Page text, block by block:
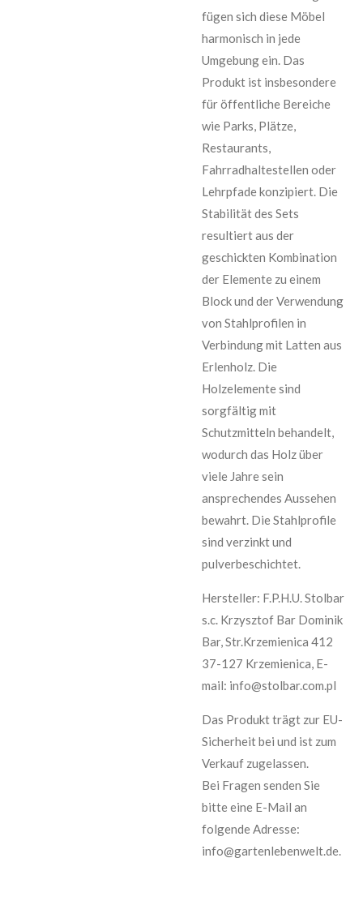
fügen sich diese Möbel
harmonisch in jede
Umgebung ein. Das
Produkt ist insbesondere
für öffentliche Bereiche
wie Parks, Plätze,
Restaurants,
Fahrradhaltestellen oder
Lehrpfade konzipiert. Die
Stabilität des Sets
resultiert aus der
geschickten Kombination
der Elemente zu einem
Block und der Verwendung
von Stahlprofilen in
Verbindung mit Latten aus
Erlenholz. Die
Holzelemente sind
sorgfältig mit
Schutzmitteln behandelt,
wodurch das Holz über
viele Jahre sein
ansprechendes Aussehen
bewahrt. Die Stahlprofile
sind verzinkt und
pulverbeschichtet.
Hersteller: F.P.H.U. Stolbar
s.c. Krzysztof Bar Dominik
Bar, Str.Krzemienica 412
37-127 Krzemienica, E-
mail: info@stolbar.com.pl
Das Produkt trägt zur EU-
Sicherheit bei und ist zum
Verkauf zugelassen.
Bei Fragen senden Sie
bitte eine E-Mail an
folgende Adresse:
info@gartenlebenwelt.de.